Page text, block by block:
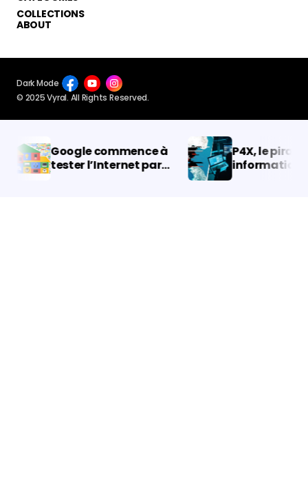
COLLECTIONS
ABOUT
© 2025 Vyral. All Rights Reserved.
Dark Mode
Google commence à
tester l’Internet par
fibre optique à 5 et 8
P4X, le pirate
informatique
privé la Corée